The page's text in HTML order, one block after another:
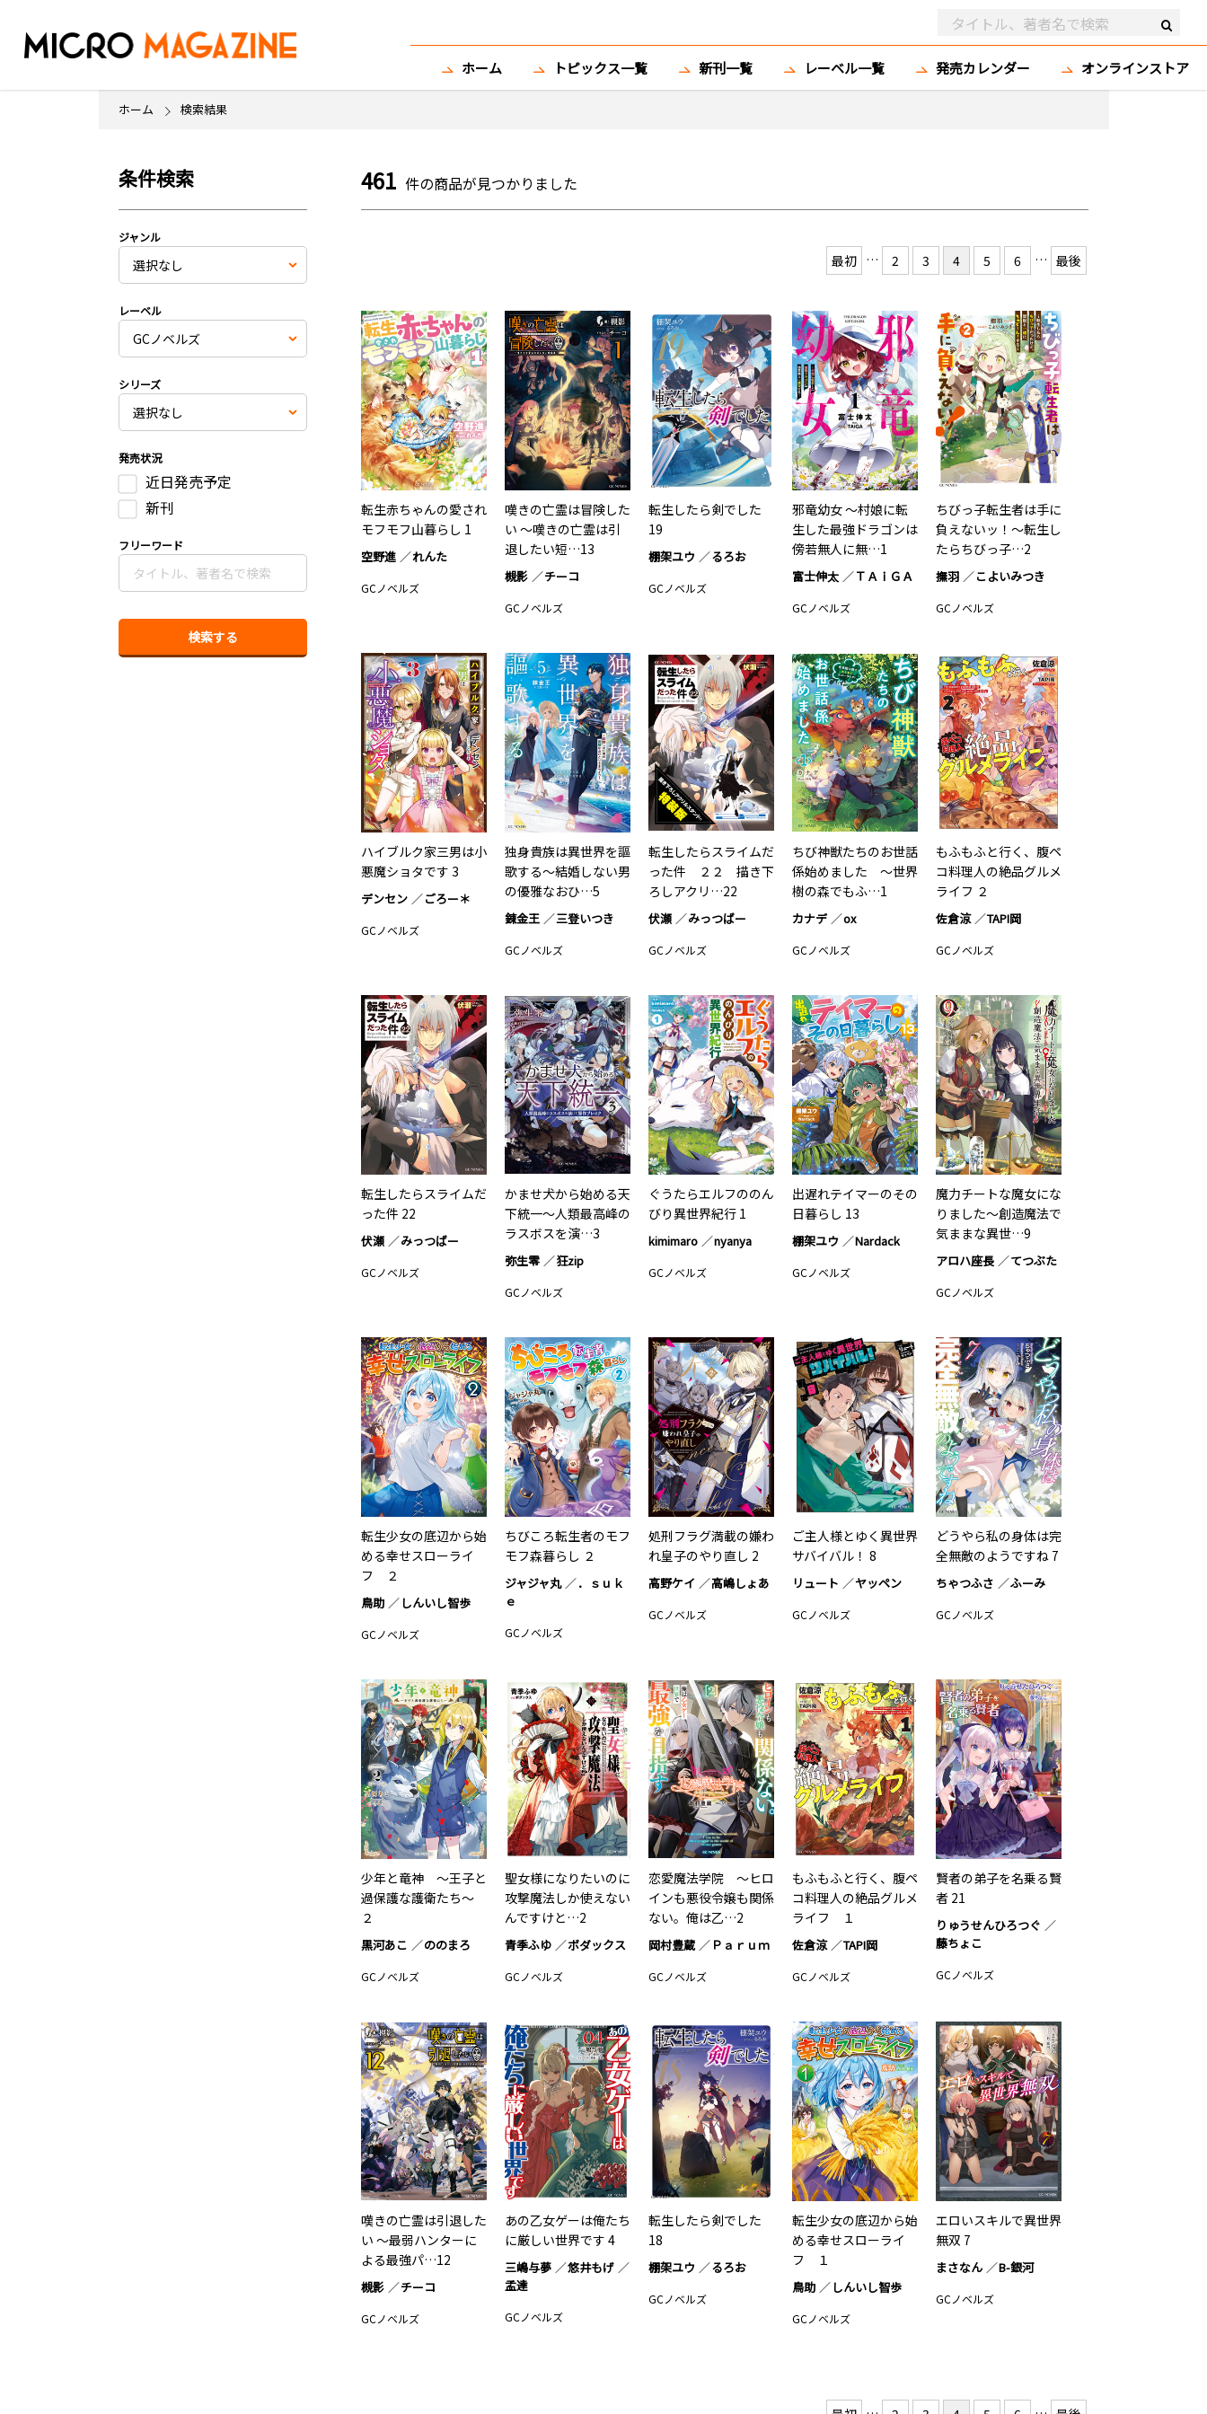
ホーム トピックス一覧 新刊一覧 レーベル一覧 発売カレンダー オンラインストア
ホーム 検索結果
条件検索
ジャンル
レーベル
シリーズ
発売状況
近日発売予定
新刊
フリーワード
461 件の商品が見つかりました
最初 … 2 3 4 5 6 … 最後
転生赤ちゃんの愛され
モフモフ山暮らし 1
空野進 れんた
GCノベルズ
嘆きの亡霊は冒険した
い ～嘆きの亡霊は引
退したい短…13
槻影 チーコ
GCノベルズ
転生したら剣でした
19
棚架ユウ るろお
GCノベルズ
邪竜幼女 ～村娘に転
生した最強ドラゴンは
傍若無人に無…1
富士伸太 ＴＡｉＧＡ
GCノベルズ
ちびっ子転生者は手に
負えないッ！〜転生し
たらちびっ子…2
撫羽 こよいみつき
GCノベルズ
ハイブルク家三男は小
悪魔ショタです 3
デンセン ごろー＊
GCノベルズ
独身貴族は異世界を謳
歌する～結婚しない男
の優雅なおひ…5
錬金王 三登いつき
GCノベルズ
転生したらスライムだ
った件 ２２ 描き下
ろしアクリ…22
伏瀬 みっつばー
GCノベルズ
ちび神獣たちのお世話
係始めました ～世界
樹の森でもふ…1
カナデ ox
GCノベルズ
もふもふと行く、腹ペ
コ料理人の絶品グルメ
ライフ ２
佐倉涼 TAPI岡
GCノベルズ
転生したらスライムだ
った件 22
伏瀬 みっつばー
GCノベルズ
かませ犬から始める天
下統一〜人類最高峰の
ラスボスを演…3
弥生零 狂zip
GCノベルズ
ぐうたらエルフののん
びり異世界紀行 1
kimimaro nyanya
GCノベルズ
出遅れテイマーのその
日暮らし 13
棚架ユウ Nardack
GCノベルズ
魔力チートな魔女にな
りました～創造魔法で
気ままな異世…9
アロハ座長 てつぶた
GCノベルズ
転生少女の底辺から始
める幸せスローライ
フ ２
鳥助 しんいし智歩
GCノベルズ
ちびころ転生者のモフ
モフ森暮らし ２
ジャジャ丸
．ｓｕｋ
ｅ
GCノベルズ
処刑フラグ満載の嫌わ
れ皇子のやり直し 2
高野ケイ 高嶋しょあ
GCノベルズ
ご主人様とゆく異世界
サバイバル！ 8
リュート ヤッペン
GCノベルズ
どうやら私の身体は完
全無敵のようですね 7
ちゃつふさ ふーみ
GCノベルズ
少年と竜神 ～王子と
過保護な護衛たち～
２
黒河あこ ののまろ
GCノベルズ
聖女様になりたいのに
攻撃魔法しか使えない
んですけと…2
青季ふゆ ボダックス
GCノベルズ
恋愛魔法学院 ～ヒロ
インも悪役令嬢も関係
ない。俺は乙…2
岡村豊蔵 Ｐａｒｕｍ
GCノベルズ
もふもふと行く、腹ペ
コ料理人の絶品グルメ
ライフ １
佐倉涼 TAPI岡
GCノベルズ
賢者の弟子を名乗る賢
者 21
りゅうせんひろつぐ
藤ちょこ
GCノベルズ
嘆きの亡霊は引退した
い ～最弱ハンターに
よる最強パ…12
槻影 チーコ
GCノベルズ
あの乙女ゲーは俺たち
に厳しい世界です 4
三嶋与夢
悠井もげ
孟達
GCノベルズ
転生したら剣でした
18
棚架ユウ るろお
GCノベルズ
転生少女の底辺から始
める幸せスローライ
フ １
鳥助 しんいし智歩
GCノベルズ
エロいスキルで異世界
無双 7
まさなん B-銀河
GCノベルズ